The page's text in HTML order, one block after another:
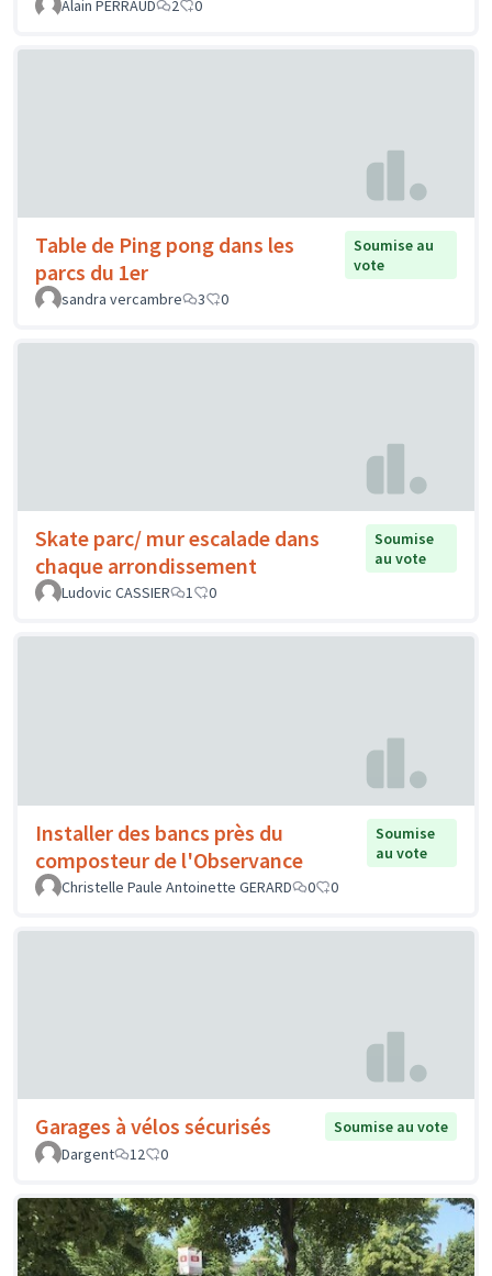
Alain PERRAUD 2 0
Table de Ping pong dans les
parcs du 1er
Soumise au
vote
sandra vercambre
3 0
Skate parc/ mur escalade dans
chaque arrondissement
Soumise
au vote
Ludovic CASSIER
1 0
Installer des bancs près du
composteur de l'Observance
Soumise
au vote
Christelle Paule Antoinette GERARD
0 0
Garages à vélos sécurisés
Soumise au vote
Dargent
12 0